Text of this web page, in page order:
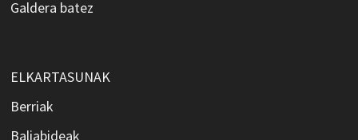
Galdera batez
ELKARTASUNAK
Berriak
Baliabideak